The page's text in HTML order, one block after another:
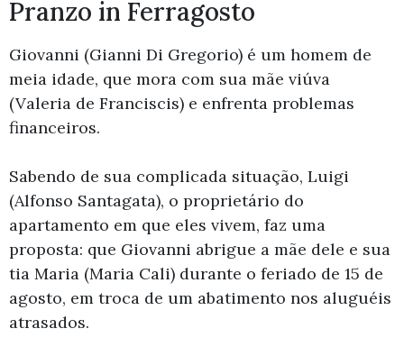
Pranzo in Ferragosto
Giovanni (Gianni Di Gregorio) é um homem de
meia idade, que mora com sua mãe viúva
(Valeria de Franciscis) e enfrenta problemas
financeiros.
Sabendo de sua complicada situação, Luigi
(Alfonso Santagata), o proprietário do
apartamento em que eles vivem, faz uma
proposta: que Giovanni abrigue a mãe dele e sua
tia Maria (Maria Cali) durante o feriado de 15 de
agosto, em troca de um abatimento nos aluguéis
atrasados.